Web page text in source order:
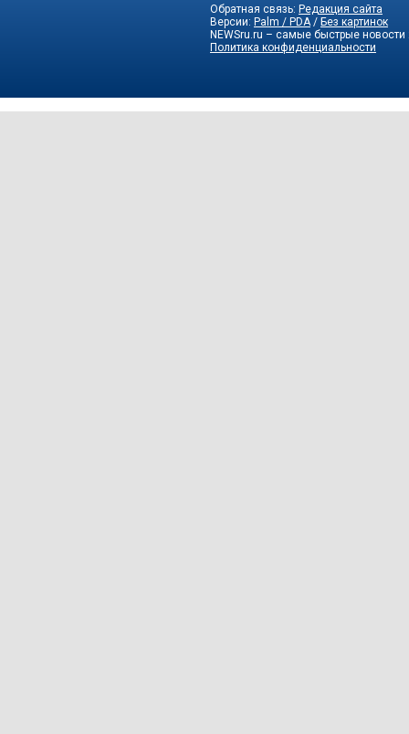
Обратная связь: Редакция сайта
Версии: Palm / PDA/ Без картинок
NEWSru.ru – самые быстрые новости
Политика конфиденциальности